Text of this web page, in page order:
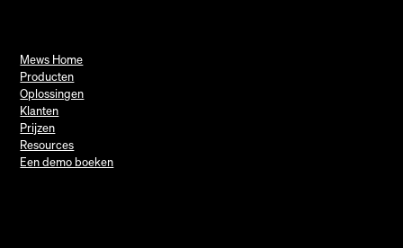
Mews Home
Producten
Oplossingen
Klanten
Prijzen
Resources
Een demo boeken